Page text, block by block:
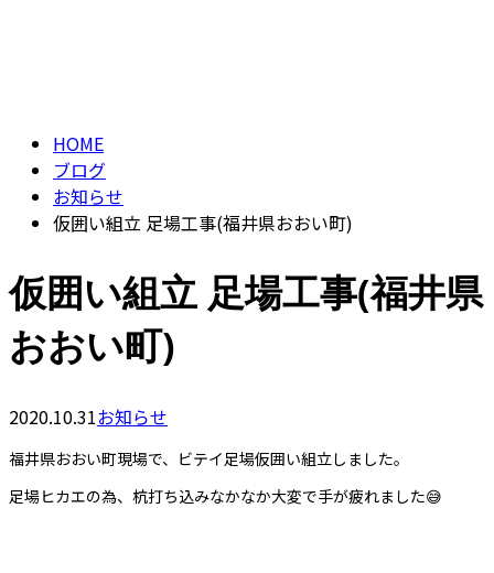
HOME
ブログ
お知らせ
仮囲い組立 足場工事(福井県おおい町)
仮囲い組立 足場工事(福井県
おおい町)
2020.10.31お知らせ
福井県おおい町現場で、ビテイ足場仮囲い組立しました。
足場ヒカエの為、杭打ち込みなかなか大変で手が疲れました😅